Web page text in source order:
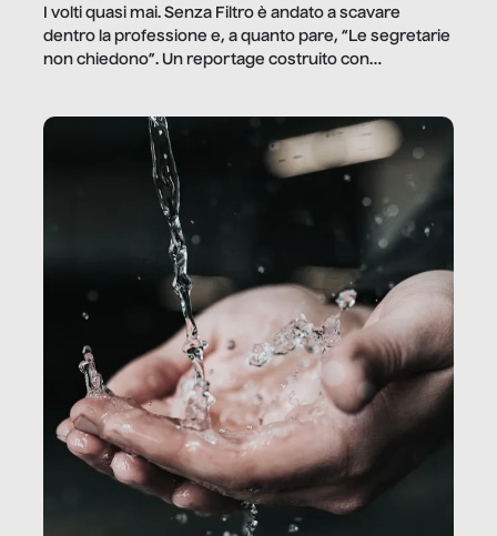
I volti quasi mai. Senza Filtro è andato a scavare
dentro la professione e, a quanto pare, “Le segretarie
non chiedono”. Un reportage costruito con